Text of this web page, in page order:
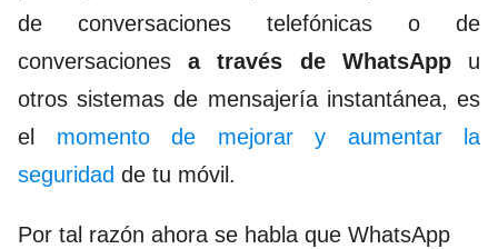
de conversaciones telefónicas o de
conversacionesa través de WhatsAppu
otros sistemas de mensajería instantánea, es
el
momento de mejorar y aumentar la
seguridad de tu móvil.
Por tal razón ahora se habla que WhatsApp